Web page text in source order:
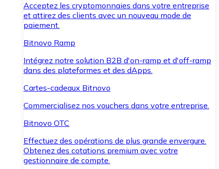
Acceptez les cryptomonnaies dans votre entreprise
et attirez des clients avec un nouveau mode de
paiement.
Bitnovo Ramp
Intégrez notre solution B2B d'on-ramp et d'off-ramp
dans des plateformes et des dApps.
Cartes-cadeaux Bitnovo
Commercialisez nos vouchers dans votre entreprise.
Bitnovo OTC
Effectuez des opérations de plus grande envergure.
Obtenez des cotations premium avec votre
gestionnaire de compte.